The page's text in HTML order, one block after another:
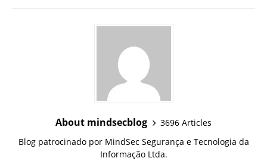
About mindsecblog
3696 Articles
Blog patrocinado por MindSec Segurança e Tecnologia da
Informação Ltda.